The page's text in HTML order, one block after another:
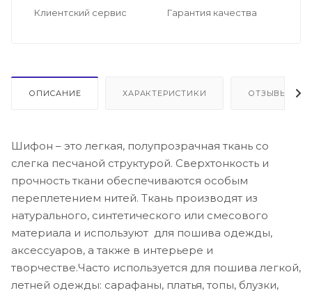
Клиентский сервис Гарантия качества
ОПИСАНИЕ ХАРАКТЕРИСТИКИ ОТЗЫВЫ
Шифон – это легкая, полупрозрачная ткань со
слегка песчаной структурой. Сверхтонкость и
прочность ткани обеспечиваются особым
переплетением нитей. Ткань производят из
натурального, синтетического или смесового
материала и используют для пошива одежды,
аксессуаров, а также в интерьере и
творчестве.Часто используется для пошива легкой,
летней одежды: сарафаны, платья, топы, блузки,